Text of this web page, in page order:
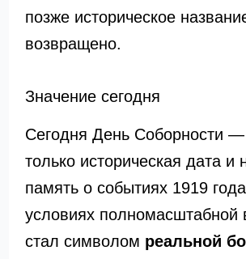
позже историческое
возвращено.
Значение сегодня
Сегодня День Соборности
только историческая дата и
память о событиях 1919
условиях полномасштабной
стал символом реальной